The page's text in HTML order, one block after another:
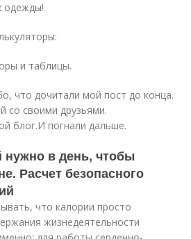
одежды!
и таблицы.
что дочитали мой пост до конца.
со своими друзьями.
блог.И погнали дальше.
нужно в день, чтобы
Расчет безопасного
что калории просто
жизнедеятельности